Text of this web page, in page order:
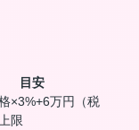
目安
×3%+6万円（税
限